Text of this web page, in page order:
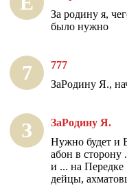
За родину я,
было нужно
7 777
ЗаРодину Я.,
З ЗаРодину Я.
Нужно будет и
абон в
и ... на
дейцы,